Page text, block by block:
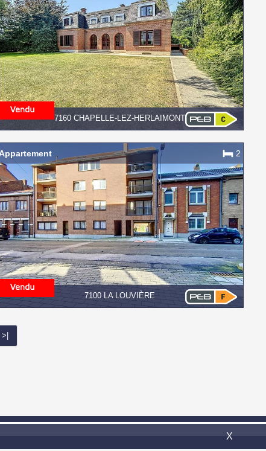
X
7160 CHAPELLE-LEZ-HERLAIMONT
7100 LA LOUVIÈRE
2
>|